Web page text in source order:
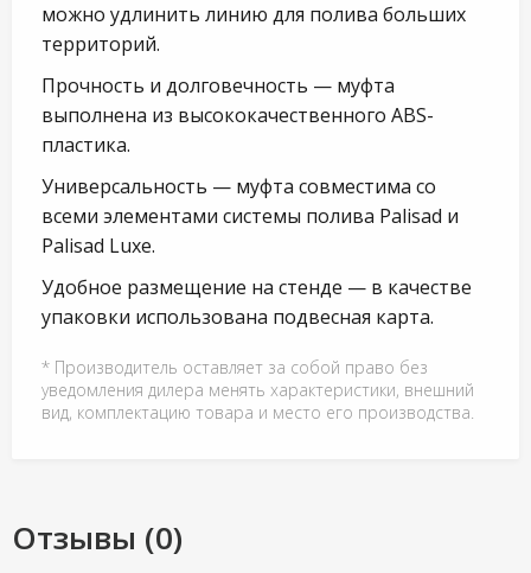
можно удлинить линию для полива больших
территорий.
Прочность и долговечность — муфта
выполнена из высококачественного ABS-
пластика.
Универсальность — муфта совместима со
всеми элементами системы полива Palisad и
Palisad Luxe.
Удобное размещение на стенде — в качестве
упаковки использована подвесная карта.
* Производитель оставляет за собой право без
уведомления дилера менять характеристики, внешний
вид, комплектацию товара и место его производства.
Отзывы (0)